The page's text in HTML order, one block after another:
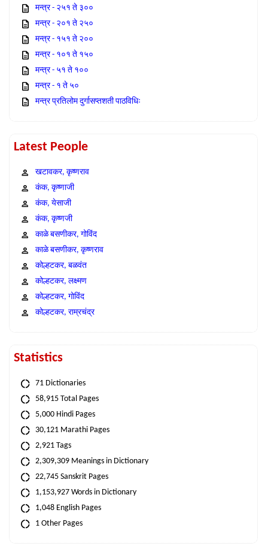
मन्त्र - २५१ ते ३००
मन्त्र - २०१ ते २५०
मन्त्र - १५१ ते २००
मन्त्र - १०१ ते १५०
मन्त्र - ५१ ते १००
मन्त्र - १ ते ५०
मन्त्र प्रतिलोम दुर्गासप्तशती पाठविधिः
Latest People
खटावकर, कृष्णराव
कंक, कृष्णाजी
कंक, येसाजी
कंक, कृष्णजी
काळे बसणीकर, गोविंद
काळे बसणीकर, कृष्णराव
कोल्हटकर, बळवंत
कोल्हटकर, लक्ष्मण
कोल्हटकर, गोविंद
कोल्हटकर, राम्रचंद्र
Statistics
71 Dictionaries
58,915 Total Pages
5,000 Hindi Pages
30,121 Marathi Pages
2,921 Tags
2,309,309 Meanings in Dictionary
22,745 Sanskrit Pages
1,153,927 Words in Dictionary
1,048 English Pages
1 Other Pages